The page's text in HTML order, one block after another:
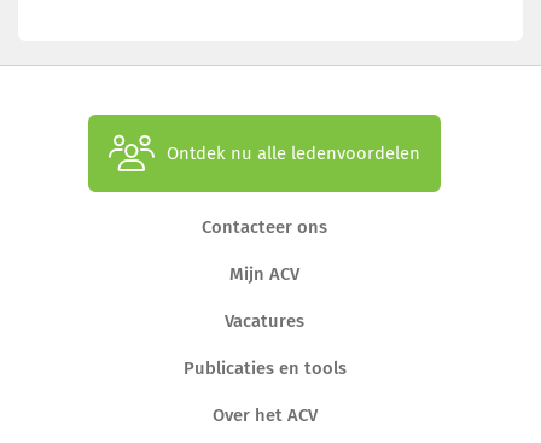
Ontdek nu alle ledenvoordelen
Contacteer ons
Mijn ACV
Vacatures
Publicaties en tools
Over het ACV